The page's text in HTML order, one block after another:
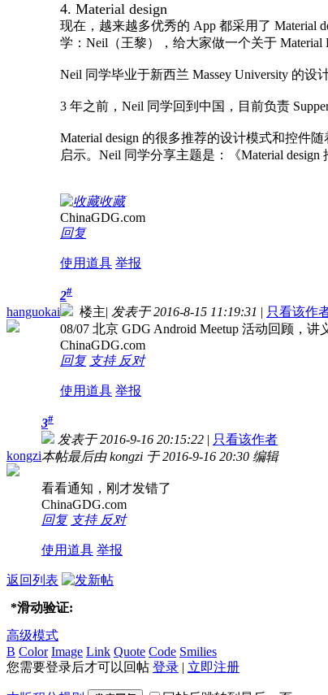
4. Material design
现在，越来越多优秀的 App 都采用了 Material
学：Neil（王黎），给大家做一个关于 Material
Neil 同学毕业于新西兰 Massey University 的设
3 年之前，Neil 同学回到中国，目前负责
Material design 的很多推荐的设计模式和控件
启示。Neil 同学分享主题是：《Material
收藏
ChinaGDG.com
回复
使用道具 举报
hanguokai
2#
楼主| 发表于 2016-8-15 11:19:31 | 只看该作
08/07 北京 GDG Android Meetup 活动回顾，讲
ChinaGDG.com
回复 支持 反对
使用道具 举报
kongzi
3#
发表于 2016-9-16 20:15:22 | 只看该作者
本帖最后由 kongzi 于 2016-9-16 20:30 编辑
看看通知，刚才发错了
ChinaGDG.com
回复 支持 反对
使用道具 举报
返回列表
*滑动验证:
高级模式
B Color Image Link Quote Code Smilies
您需要登录后才可以回帖 登录 | 立即注册